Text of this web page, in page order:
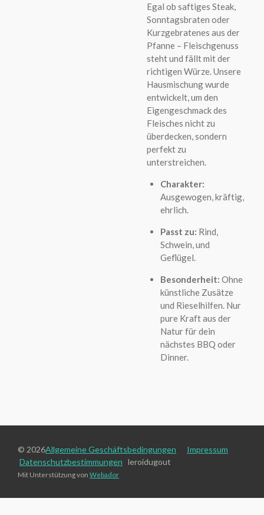
Egal ob saftiges Steak,
Sonntagsbraten oder
Kurzgebratenes aus der
Pfanne – Fleischgenuss
steht und fällt mit der
richtigen Würze. Unsere
Hausmischung wurde
entwickelt, um den
Eigengeschmack des
Fleisches nicht zu
überdecken, sondern
perfekt zu
unterstreichen.
Charakter:
Ausgewogen, kräftig,
ehrlich.
Passt zu: Rind,
Schwein, und
Geflügel.
Besonderheit: Ohne
künstliche Zusätze
und Rieselhilfen. Nur
pure Kraft aus der
Natur für dein
nächstes BBQ oder
Dinner.
© 2026Allgemeine Geschäftsbedingungen
Impressum
Datenschutzbestimmungen leroidugout
Mit Unterstützung von Webador